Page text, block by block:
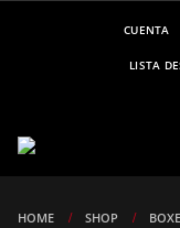
CUENTA
LISTA
HOME SHOP